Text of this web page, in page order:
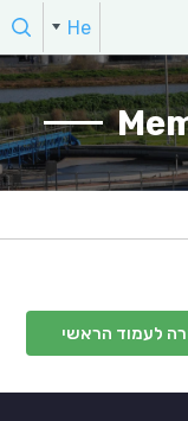
He
לעמוד הראשי